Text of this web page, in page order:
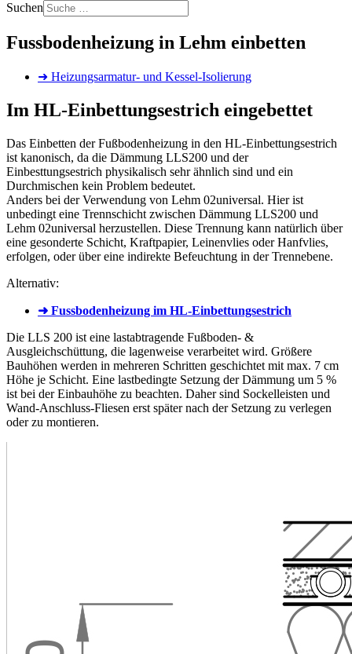
Suchen
Fussbodenheizung in Lehm einbetten
➜ Heizungsarmatur- und Kessel-Isolierung
Im HL-Einbettungsestrich eingebettet
Das Einbetten der Fußbodenheizung in den HL-Einbettungsestrich
ist kanonisch, da die Dämmung LLS200 und der
Einbesttungsestrich physikalisch sehr ähnlich sind und ein
Durchmischen kein Problem bedeutet.
Anders bei der Verwendung von Lehm 02universal. Hier ist
unbedingt eine Trennschicht zwischen Dämmung LLS200 und
Lehm 02universal herzustellen. Diese Trennung kann natürlich über
eine gesonderte Schicht, Kraftpapier, Leinenvlies oder Hanfvlies,
erfolgen, oder über eine indirekte Befeuchtung in der Trennebene.
Alternativ:
➜ Fussbodenheizung im HL-Einbettungsestrich
Die LLS 200 ist eine lastabtragende Fußboden- &
Ausgleichschüttung, die lagenweise verarbeitet wird. Größere
Bauhöhen werden in mehreren Schritten geschichtet mit max. 7 cm
Höhe je Schicht. Eine lastbedingte Setzung der Dämmung um 5 %
ist bei der Einbauhöhe zu beachten. Daher sind Sockelleisten und
Wand-Anschluss-Fliesen erst später nach der Setzung zu verlegen
oder zu montieren.